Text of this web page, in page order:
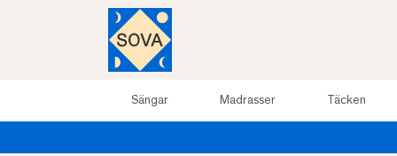
Sängar Madrasser Täcken